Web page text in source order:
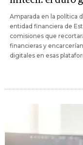
Amparada en la política
entidad financiera de
comisiones que
financieras y
digitales en esas